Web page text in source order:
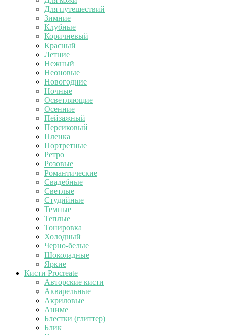
Для путешествий
Зимние
Клубные
Коричневый
Красный
Летние
Нежный
Неоновые
Новогодние
Ночные
Осветляющие
Осенние
Пейзажный
Персиковый
Пленка
Портретные
Ретро
Розовые
Романтические
Свадебные
Светлые
Студийные
Темные
Теплые
Тонировка
Холодный
Черно-белые
Шоколадные
Яркие
Кисти Procreate
Авторские кисти
Акварельные
Акриловые
Аниме
Блестки (глиттер)
Блик